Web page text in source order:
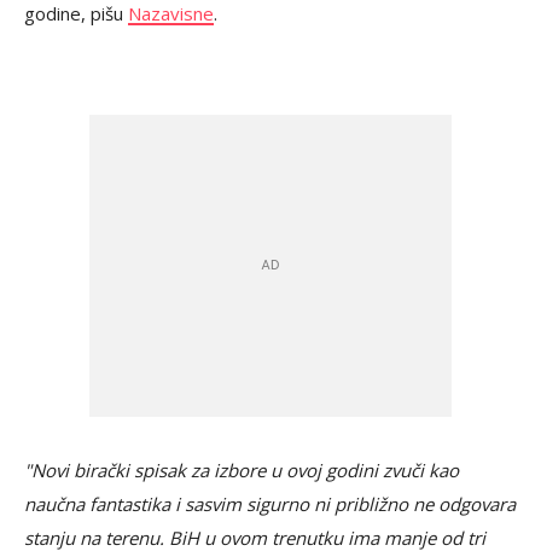
godine, pišu Nazavisne.
"Novi birački spisak za izbore u ovoj godini zvuči kao
naučna fantastika i sasvim sigurno ni približno ne odgovara
stanju na terenu. BiH u ovom trenutku ima manje od tri